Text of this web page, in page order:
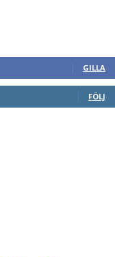
GILLA
FÖLJ